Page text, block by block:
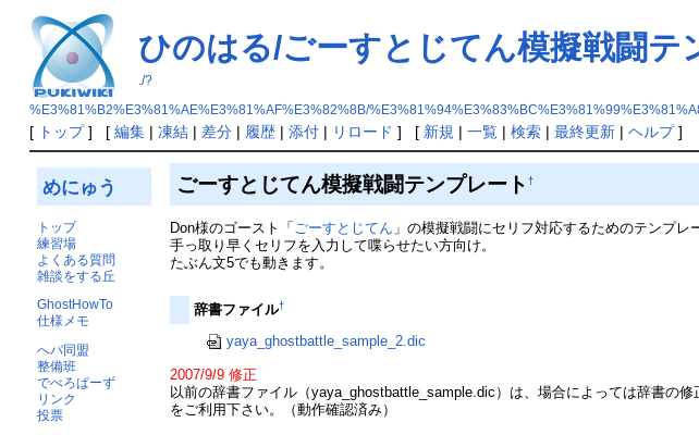
ひのはる/ごーすとじてん模擬戦闘テ
./?
%E3%81%B2%E3%81%AE%E3%81%AF%E3%82%8B/
[ トップ] [ 編集| 凍結| 差分| 履歴| 添付| リロード ] [ 新規 | 一覧| 検索| 最終更新| ヘルプ]
めにゅう
トップ
練習場
よくある質問
雑談をする丘
GhostHowTo
仕様メモ
へパ同盟
整備班
でべろぱーず
リンク
投票
ごーすとじてん模擬戦闘テンプレート†
Don様のゴースト「 ごーすとじてん 」の模擬戦闘にセリフ対応するためのテンプレ
手っ取り早くセリフを入力して喋らせたい方向け。
たぶん文5でも動きます。
辞書ファイル†
yaya_ghostbattle_sample_2.dic
2007/9/9 修正
以前の辞書ファイル（yaya_ghostbattle_sample.dic）は、場合によっては辞書の
をご利用下さい。（動作確認済み）